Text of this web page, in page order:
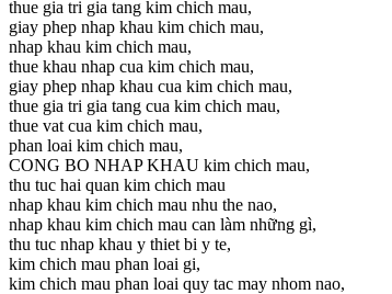
thue gia tri gia tang kim chich mau,
giay phep nhap khau kim chich mau,
nhap khau kim chich mau,
thue khau nhap cua kim chich mau,
giay phep nhap khau cua kim chich mau,
thue gia tri gia tang cua kim chich mau,
thue vat cua kim chich mau,
phan loai kim chich mau,
CONG BO NHAP KHAU kim chich mau,
thu tuc hai quan kim chich mau
nhap khau kim chich mau nhu the nao,
nhap khau kim chich mau can làm những gì,
thu tuc nhap khau y thiet bi y te,
kim chich mau phan loai gi,
kim chich mau phan loai quy tac may nhom nao,